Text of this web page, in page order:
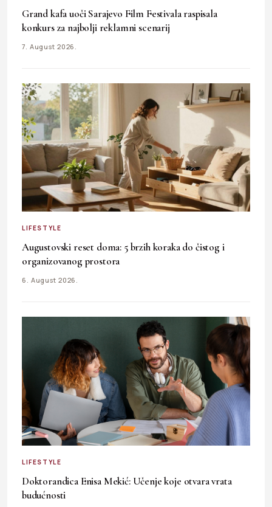
Grand kafa uoči Sarajevo Film Festivala raspisala
konkurs za najbolji reklamni scenarij
7. August 2026.
LIFESTYLE
Augustovski reset doma: 5 brzih koraka do čistog i
organizovanog prostora
6. August 2026.
LIFESTYLE
Doktorandica Enisa Mekić: Učenje koje otvara vrata
budućnosti